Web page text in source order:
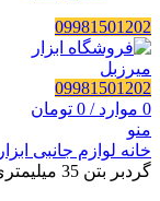
09981501202
09981501202
0 موارد /
0 تومان
منو
خانه لوازم جانبی ابزار
گردبر بتن 35 میلیمتری آروا کد 7872